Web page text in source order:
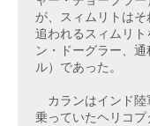
が、スィムリトは
追われるスィムリ
ン・ドーグラー、
ル）であった。
カランはインド陸
乗っていたヘリコ